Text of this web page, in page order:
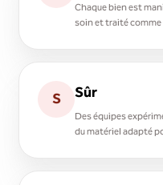
Chaque bien est
soin et traité
S Sûr
Des équipes
du matériel adapté